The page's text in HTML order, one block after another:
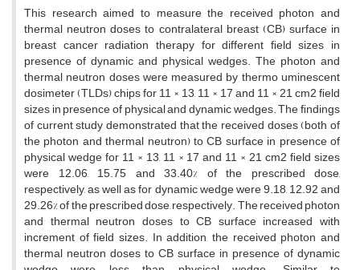
This research aimed to measure the received photon and
thermal neutron doses to contralateral breast (CB) surface in
breast cancer radiation therapy for different ﬁeld sizes in
presence of dynamic and physical wedges. The photon and
thermal neutron doses were measured by thermo uminescent
dosimeter (TLDs) chips for 11 × 13, 11 × 17 and 11 × 21 cm2 ﬁeld
sizes in presence of physical and dynamic wedges. The ﬁndings
of current study demonstrated that the received doses (both of
the photon and thermal neutron) to CB surface in presence of
physical wedge for 11 × 13, 11 × 17 and 11 × 21 cm2 ﬁeld sizes
were 12.06, 15.75 and 33.40% of the prescribed dose,
respectively, as well as for dynamic wedge were 9.18, 12.92 and
29.26% of the prescribed dose, respectively. The received photon
and thermal neutron doses to CB surface increased with
increment of field sizes. In addition, the received photon and
thermal neutron doses to CB surface in presence of dynamic